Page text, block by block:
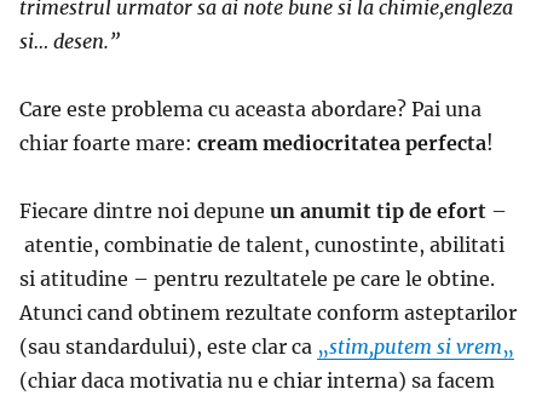
trimestrul urmator sa ai note bune si la chimie,engleza
si… desen.”
Care este problema cu aceasta abordare? Pai una
chiar foarte mare: cream mediocritatea perfecta!
Fiecare dintre noi depune un anumit tip de efort –
atentie, combinatie de talent, cunostinte, abilitati
si atitudine – pentru rezultatele pe care le obtine.
Atunci cand obtinem rezultate conform asteptarilor
(sau standardului), este clar ca „stim,putem si vrem„
(chiar daca motivatia nu e chiar interna) sa facem